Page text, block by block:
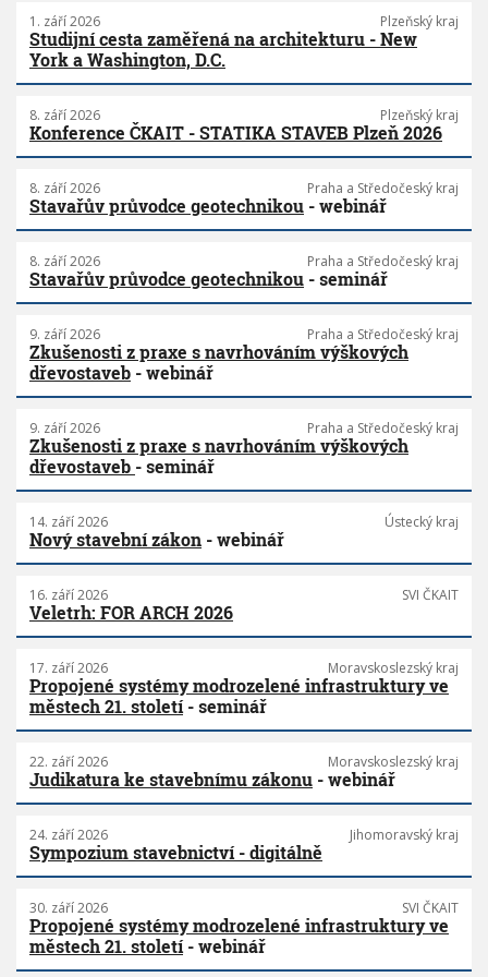
1. září 2026 Plzeňský kraj
Studijní cesta zaměřená na architekturu - New
York a Washington, D.C.
8. září 2026 Plzeňský kraj
Konference ČKAIT - STATIKA STAVEB Plzeň 2026
8. září 2026 Praha a Středočeský kraj
Stavařův průvodce geotechnikou - webinář
8. září 2026 Praha a Středočeský kraj
Stavařův průvodce geotechnikou - seminář
9. září 2026 Praha a Středočeský kraj
Zkušenosti z praxe s navrhováním výškových
dřevostaveb - webinář
9. září 2026 Praha a Středočeský kraj
Zkušenosti z praxe s navrhováním výškových
dřevostaveb - seminář
14. září 2026 Ústecký kraj
Nový stavební zákon - webinář
16. září 2026 SVI ČKAIT
Veletrh: FOR ARCH 2026
17. září 2026 Moravskoslezský kraj
Propojené systémy modrozelené infrastruktury ve
městech 21. století- seminář
22. září 2026 Moravskoslezský kraj
Judikatura ke stavebnímu zákonu - webinář
24. září 2026 Jihomoravský kraj
Sympozium stavebnictví - digitálně
30. září 2026 SVI ČKAIT
Propojené systémy modrozelené infrastruktury ve
městech 21. století- webinář